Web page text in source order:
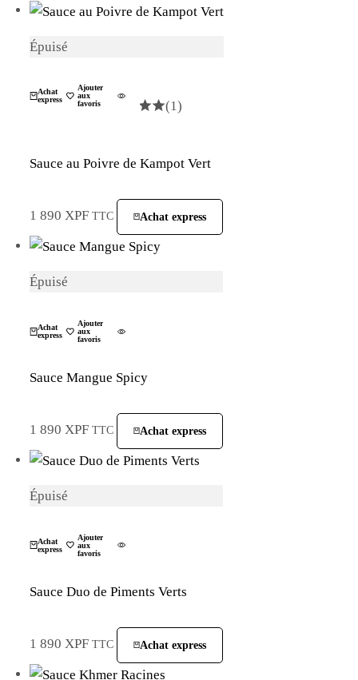
Épuisé
Achat
express
Ajouter
aux
favoris
La Plantation
(1)
Sauce au Poivre de Kampot Vert
1 890XPF TTC Achat express
Épuisé
Achat
express
Ajouter
aux
favoris
La Plantation
Sauce Mangue Spicy
1 890XPF TTC Achat express
Épuisé
Achat
express
Ajouter
aux
favoris
La Plantation
Sauce Duo de Piments Verts
1 890XPF TTC Achat express